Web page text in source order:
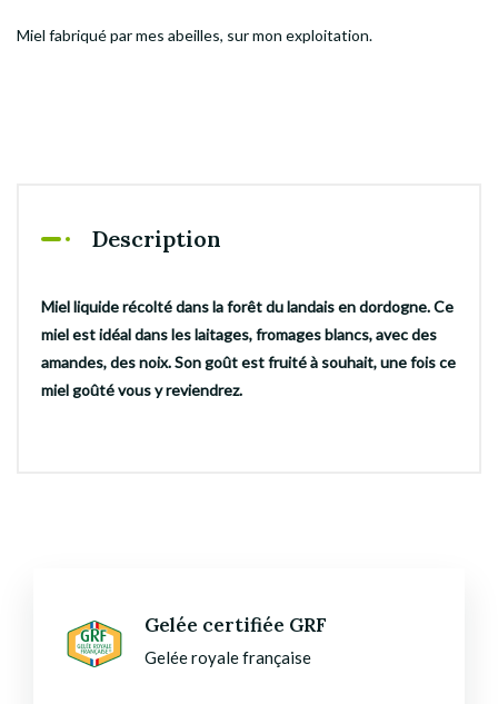
Miel fabriqué par mes abeilles, sur mon exploitation.
Description
Miel liquide récolté dans la forêt du landais en dordogne. Ce
miel est idéal dans les laitages, fromages blancs, avec des
amandes, des noix. Son goût est fruité à souhait, une fois ce
miel goûté vous y reviendrez.
Gelée certifiée GRF
Gelée royale française